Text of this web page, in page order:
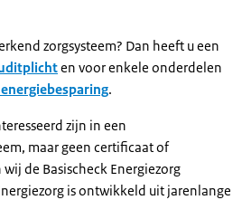
zorgsysteem? Dan heeft u een
en voor enkele onderdelen
.
zijn in een
maar geen certificaat of
de Basischeck Energiezorg
is ontwikkeld uit jarenlange